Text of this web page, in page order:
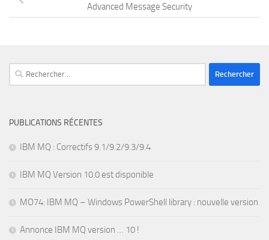
Advanced Message Security
Rechercher :
PUBLICATIONS RÉCENTES
IBM MQ : Correctifs 9.1/9.2/9.3/9.4
IBM MQ Version 10.0 est disponible
MO74: IBM MQ – Windows PowerShell library : nouvelle version
Annonce IBM MQ version … 10 !